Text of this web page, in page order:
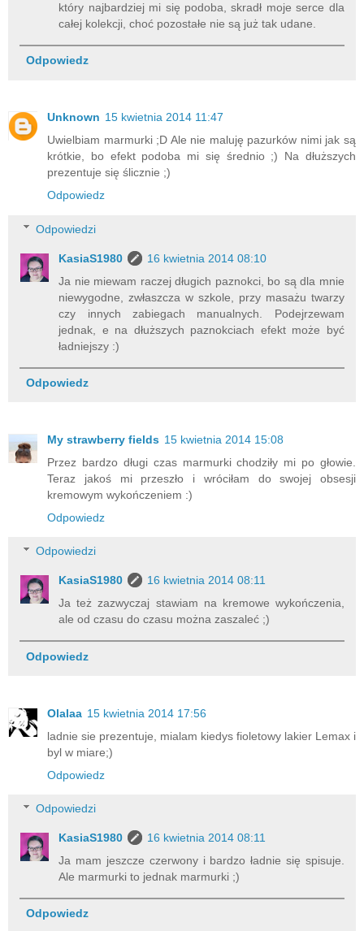
który najbardziej mi się podoba, skradł moje serce dla
całej kolekcji, choć pozostałe nie są już tak udane.
Odpowiedz
Unknown 15 kwietnia 2014 11:47
Uwielbiam marmurki ;D Ale nie maluję pazurków nimi jak są
krótkie, bo efekt podoba mi się średnio ;) Na dłuższych
prezentuje się ślicznie ;)
Odpowiedz
Odpowiedzi
KasiaS1980
16 kwietnia 2014 08:10
Ja nie miewam raczej długich paznokci, bo są dla mnie
niewygodne, zwłaszcza w szkole, przy masażu twarzy
czy innych zabiegach manualnych. Podejrzewam
jednak, e na dłuższych paznokciach efekt może być
ładniejszy :)
Odpowiedz
My strawberry fields 15 kwietnia 2014 15:08
Przez bardzo długi czas marmurki chodziły mi po głowie.
Teraz jakoś mi przeszło i wróciłam do swojej obsesji
kremowym wykończeniem :)
Odpowiedz
Odpowiedzi
KasiaS1980
16 kwietnia 2014 08:11
Ja też zazwyczaj stawiam na kremowe wykończenia,
ale od czasu do czasu można zaszaleć ;)
Odpowiedz
Olalaa 15 kwietnia 2014 17:56
ladnie sie prezentuje, mialam kiedys fioletowy lakier Lemax i
byl w miare;)
Odpowiedz
Odpowiedzi
KasiaS1980
16 kwietnia 2014 08:11
Ja mam jeszcze czerwony i bardzo ładnie się spisuje.
Ale marmurki to jednak marmurki ;)
Odpowiedz